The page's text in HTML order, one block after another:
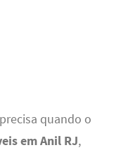
quando o
em Anil RJ,